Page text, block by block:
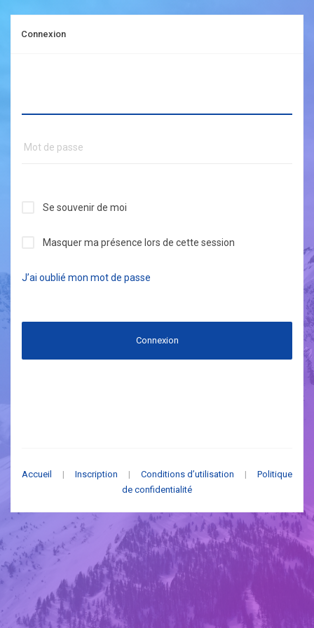
Connexion
Se souvenir de moi
Masquer ma présence lors de cette session
J’ai oublié mon mot de passe
Connexion
Accueil | Inscription | Conditions d’utilisation |
Politique
de confidentialité